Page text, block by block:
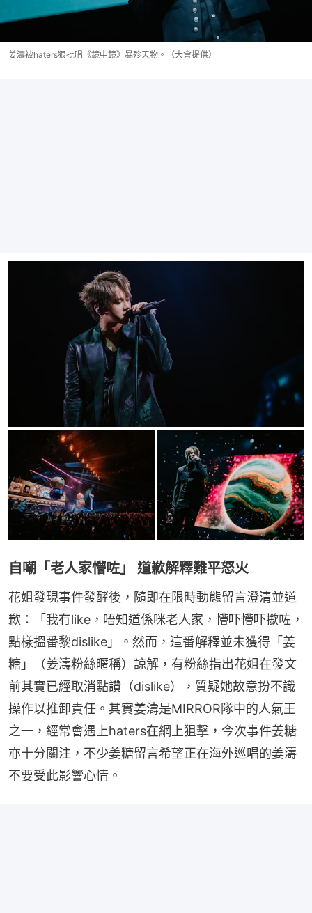
姜濤被haters狠批唱《鏡中鏡》暴殄天物。（大會提供）
自嘲「老人家懵咗」 道歉解釋難平怒火
花姐發現事件發酵後，隨即在限時動態留言澄清並道
歉：「我冇like，唔知道係咪老人家，懵吓懵吓撳咗，
點樣搵番黎dislike」。然而，這番解釋並未獲得「姜
糖」（姜濤粉絲暱稱）諒解，有粉絲指出花姐在發文
前其實已經取消點讚（dislike），質疑她故意扮不識
操作以推卸責任。其實姜濤是MIRROR隊中的人氣王
之一，經常會遇上haters在網上狙擊，今次事件姜糖
亦十分關注，不少姜糖留言希望正在海外巡唱的姜濤
不要受此影響心情。